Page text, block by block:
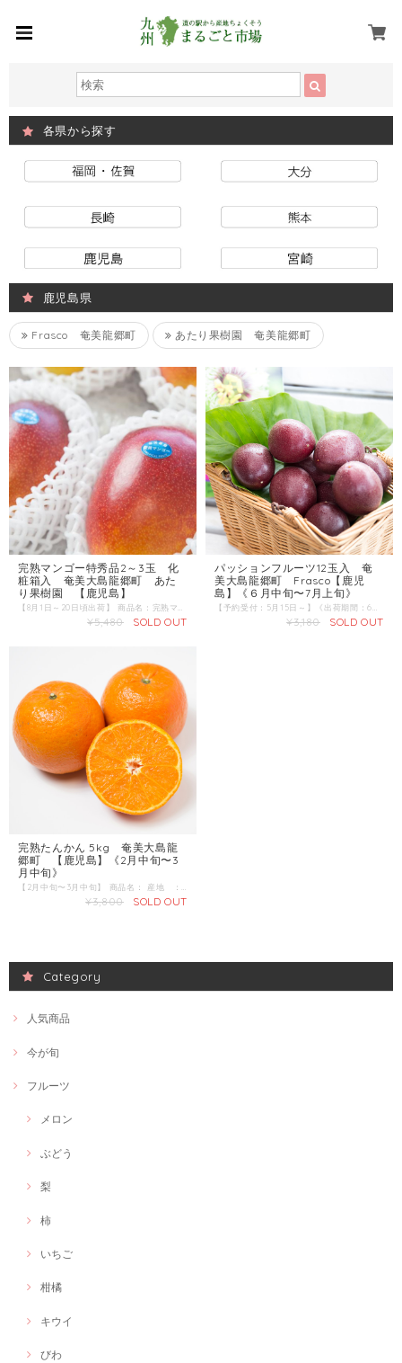
各県から探す
鹿児島県
Frasco 奄美龍郷町 あたり果樹園 奄美龍郷町
完熟マンゴー特秀品2～3玉 化
粧箱入 奄美大島龍郷町 あた
り果樹園 【鹿児島】
¥5,480 SOLD OUT
パッションフルーツ12玉入 奄
美大島龍郷町 Frasco【鹿児
島】《６月中旬〜7月上旬》
¥3,180 SOLD OUT
完熟たんかん 5kg 奄美大島龍
郷町 【鹿児島】《2月中旬〜3
月中旬》
¥3,800 SOLD OUT
Category
人気商品
今が旬
フルーツ
メロン
ぶどう
梨
柿
いちご
柑橘
キウイ
びわ